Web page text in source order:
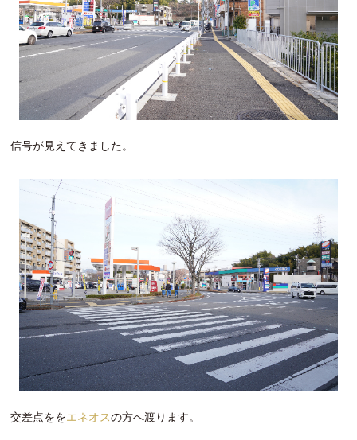
信号が見えてきました。
交差点ををエネオスの方へ渡ります。